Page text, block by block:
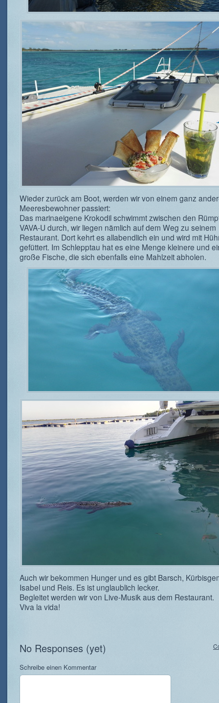
Wieder zurück am Boot, werden wir von einem ganz
Meeresbewohner passiert:
Das marinaeigene Krokodil schwimmt zwischen den
VAVA-U durch, wir liegen nämlich auf dem Weg zu seinem
Restaurant. Dort kehrt es allabendlich ein und wird mit
gefüttert. Im Schlepptau hat es eine Menge kleinere und
große Fische, die sich ebenfalls eine Mahlzeit abholen.
Auch wir bekommen Hunger und es gibt Barsch,
Isabel und Reis. Es ist unglaublich lecker.
Begleitet werden wir von Live-Musik aus dem Restaurant.
Viva la vida!
No Responses (yet)
Schreibe einen Kommentar